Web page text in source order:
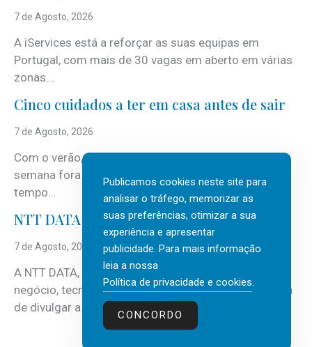
7 de Agosto, 2026
A iServices está a reforçar as suas equipas em
Portugal, com mais de 30 vagas em aberto em várias
zonas...
Cinco cuidados a ter em casa antes de sair
7 de Agosto, 2026
Com o verão, chegam também as férias, os fins-de-
semana fora e os dias em que a casa fica mais
tempo...
NTT DATA Insurtech Global Outlook 2026
7 de Agosto, 2026
A NTT DATA, consultora global em serviços de
negócio, tecnologia e inteligência artificial (IA), acaba
de divulgar a mais recente...
Publicamos cookies neste site para
analisar o tráfego, memorizar as
suas preferências, otimizar a sua
experiência e apresentar
publicidade. Para mais informação
leia a nossa
Política de privacidade e cookies.
CONCORDO